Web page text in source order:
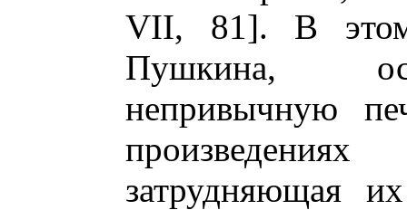
VII, 81]. В этом
Пушкина,
непривычную
затрудняющая